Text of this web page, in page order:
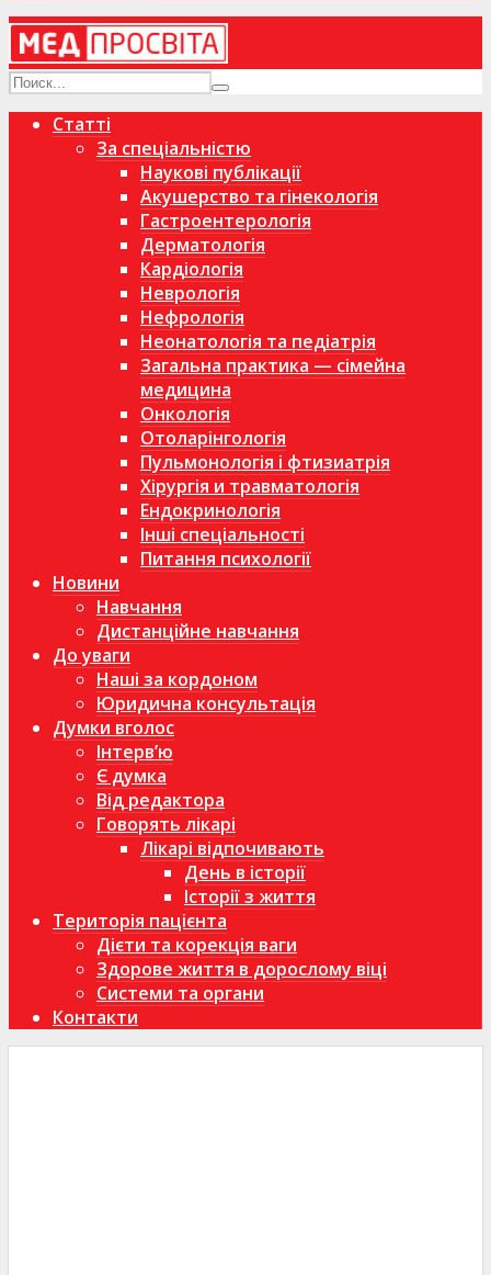
Статті
За спеціальністю
Наукові публікації
Акушерство та гінекологія
Гастроентерологія
Дерматологія
Кардіологія
Неврологія
Нефрологія
Неонатологія та педіатрія
Загальна практика — сімейна
медицина
Онкологія
Отоларінгологія
Пульмонологія і фтизиатрія
Хірургія и травматологія
Ендокринологія
Інші спеціальності
Питання психології
Новини
Навчання
Дистанційне навчання
До уваги
Наші за кордоном
Юридична консультація
Думки вголос
Інтерв’ю
Є думка
Від редактора
Говорять лікарі
Лікарі відпочивають
День в історії
Історії з життя
Територія пацієнта
Дієти та корекція ваги
Здорове життя в дорослому віці
Системи та органи
Контакти